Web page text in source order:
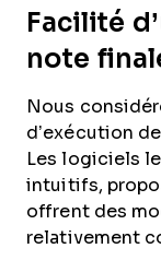
Facilité
note
Nous
d’exécution
Les logiciels
intuitifs,
offrent des
relativement